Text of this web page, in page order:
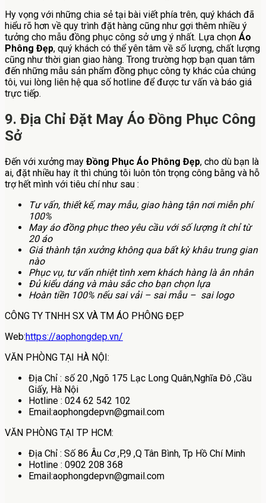
Hy vọng với những chia sẻ tại bài viết phía trên, quý khách đã
hiểu rõ hơn về quy trình đặt hàng cũng như gợi thêm nhiều ý
tưởng cho mẫu đồng phục công sở ưng ý nhất. Lựa chọn Áo
Phông Đẹp, quý khách có thể yên tâm về số lượng, chất lượng
cũng như thời gian giao hàng. Trong trường hợp bạn quan tâm
đến những mẫu sản phẩm đồng phục công ty khác của chúng
tôi, vui lòng liên hệ qua số hotline để được tư vấn và báo giá
trực tiếp.
9. Địa Chỉ Đặt May Áo Đồng Phục Công
Sở
Đến với xưởng may Đồng Phục Áo Phông Đẹp, cho dù bạn là
ai, đặt nhiều hay ít thì chúng tôi luôn tôn trọng công bằng và hỗ
trợ hết mình với tiêu chí như sau :
Tư vấn, thiết kế, may mẫu, giao hàng tận nơi miễn phí
100%
May áo đồng phục theo yêu cầu với số lượng ít chỉ từ
20 áo
Giá thành tận xưởng không qua bất kỳ khâu trung gian
nào
Phục vụ, tư vấn nhiệt tình xem khách hàng là ân nhân
Đủ kiểu dáng và màu sắc cho bạn chọn lựa
Hoàn tiền 100% nếu sai vải – sai mẫu – sai logo
CÔNG TY TNHH SX VÀ TM ÁO PHÔNG ĐẸP
Web:https://aophongdep.vn/
VĂN PHÒNG TẠI HÀ NỘI:
Địa Chỉ : số 20 ,Ngõ 175 Lạc Long Quân,Nghĩa Đô ,Cầu
Giấy, Hà Nội
Hotline : 024 62 542 102
Email:aophongdepvn@gmail.com
VĂN PHÒNG TẠI TP HCM:
Địa Chỉ : Số 86 Âu Cơ ,P,9 ,Q Tân Bình, Tp Hồ Chí Minh
Hotline : 0902 208 368
Email:aophongdepvn@gmail.com